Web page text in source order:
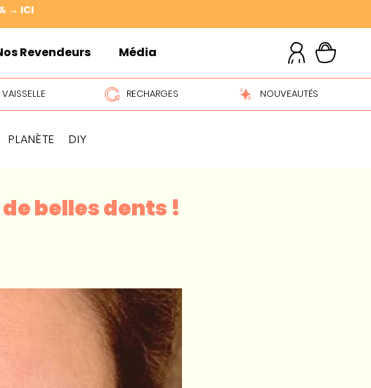
→ ICI
Revendeurs Média
VAISSELLE RECHARGES NOUVEAUTÉS
PLANÈTE DIY
belles dents !